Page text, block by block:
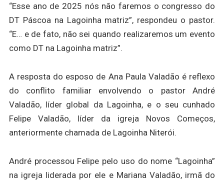
“Esse ano de 2025 nós não faremos o congresso do
DT Páscoa na Lagoinha matriz”, respondeu o pastor.
“E… e de fato, não sei quando realizaremos um evento
como DT na Lagoinha matriz”.
A resposta do esposo de Ana Paula Valadão é reflexo
do conflito familiar envolvendo o pastor André
Valadão, líder global da Lagoinha, e o seu cunhado
Felipe Valadão, líder da igreja Novos Começos,
anteriormente chamada de Lagoinha Niterói.
André processou Felipe pelo uso do nome “Lagoinha”
na igreja liderada por ele e Mariana Valadão, irmã do